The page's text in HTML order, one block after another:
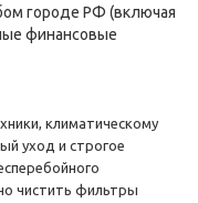
городе РФ (включая
финансовые
климатическому
уход и строгое
чистить фильтры